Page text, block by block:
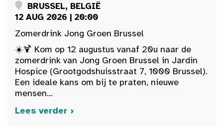
BRUSSEL, BELGIË
12 AUG 2026 | 20:00
Zomerdrink Jong Groen Brussel
☀️🍹 Kom op 12 augustus vanaf 20u naar de
zomerdrink van Jong Groen Brussel in Jardin
Hospice (Grootgodshuisstraat 7, 1000 Brussel).
Een ideale kans om bij te praten, nieuwe
mensen...
Lees verder ›